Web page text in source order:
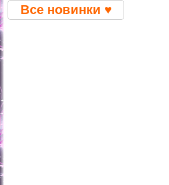
Все новинки ♥